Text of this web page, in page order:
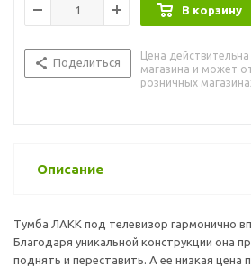
В корзину
Поделиться
Цена
магазина и может
розничных
Описание
Тумба ЛАКК под телевизор гармонично
Благодаря уникальной конструкции она
поднять и переставить. А ее низкая цена